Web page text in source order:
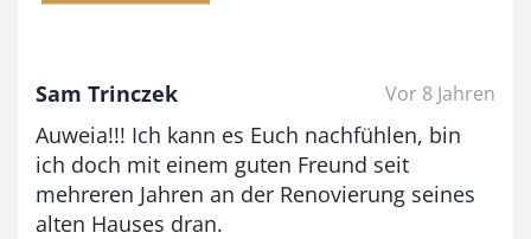
b
i
Sam Trinczek Vor 8 Jahren
Auweia!!! Ich kann es Euch nachfühlen, bin
ich doch mit einem guten Freund seit
mehreren Jahren an der Renovierung seines
alten Hauses dran.